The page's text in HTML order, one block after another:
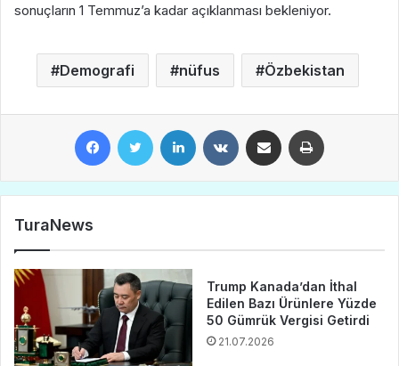
sonuçların 1 Temmuz’a kadar açıklanması bekleniyor.
Demografi nüfus Özbekistan
TuraNews
Trump Kanada’dan İthal
Edilen Bazı Ürünlere Yüzde
50 Gümrük Vergisi Getirdi
21.07.2026